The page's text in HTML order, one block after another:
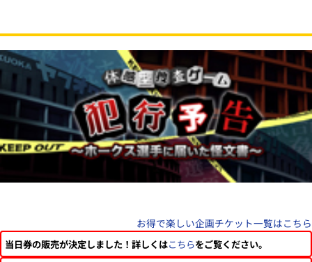
お得で楽しい企画チケット一覧はこちら
当日券の販売が決定しました！詳しくはこちらをご覧ください。